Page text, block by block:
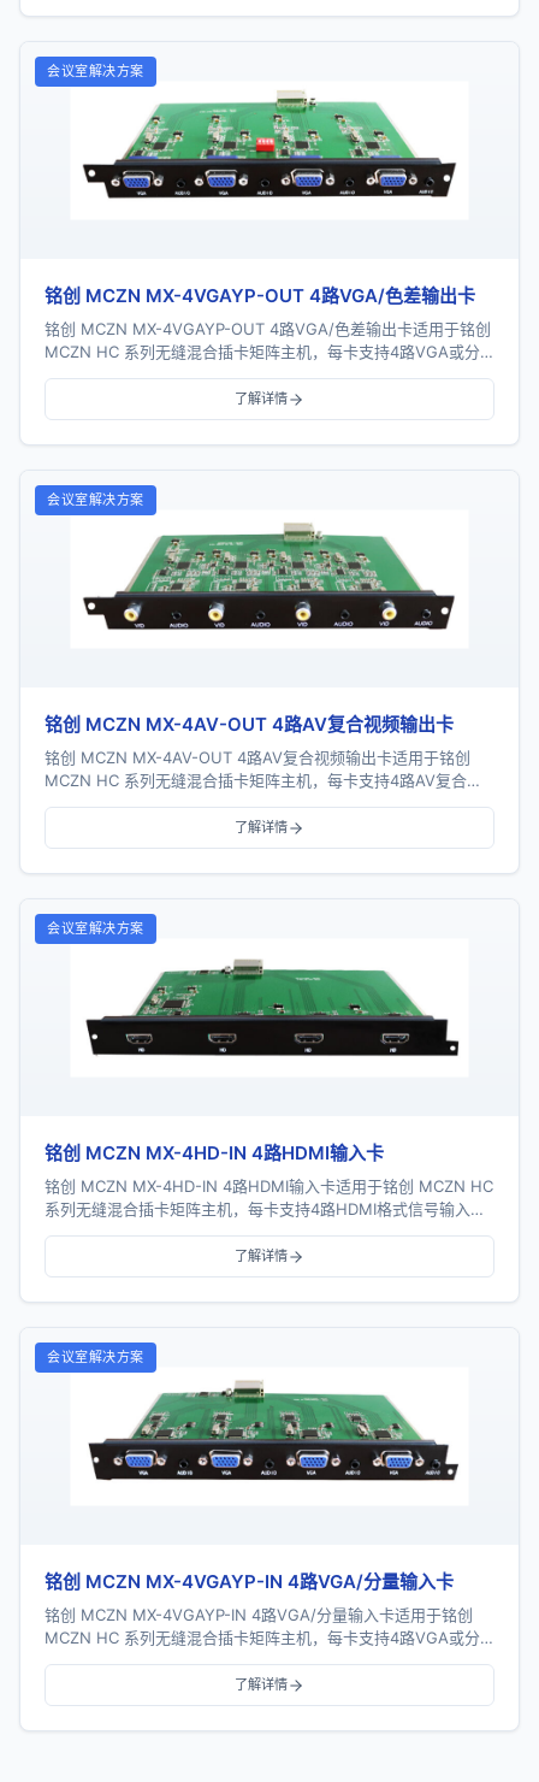
会议室解决方案
铭创 MCZN MX-4VGAYP-OUT 4路VGA/色差输出卡
铭创 MCZN MX-4VGAYP-OUT 4路VGA/色差输出卡适用于铭创
MCZN HC 系列无缝混合插卡矩阵主机，每卡支持4路VGA或分
量色差信号输出，采...
了解详情
会议室解决方案
铭创 MCZN MX-4AV-OUT 4路AV复合视频输出卡
铭创 MCZN MX-4AV-OUT 4路AV复合视频输出卡适用于铭创
MCZN HC 系列无缝混合插卡矩阵主机，每卡支持4路AV复合视
频信号输出，支持视频及音...
了解详情
会议室解决方案
铭创 MCZN MX-4HD-IN 4路HDMI输入卡
铭创 MCZN MX-4HD-IN 4路HDMI输入卡适用于铭创 MCZN HC
系列无缝混合插卡矩阵主机，每卡支持4路HDMI格式信号输入，
采用一卡四路插卡式...
了解详情
会议室解决方案
铭创 MCZN MX-4VGAYP-IN 4路VGA/分量输入卡
铭创 MCZN MX-4VGAYP-IN 4路VGA/分量输入卡适用于铭创
MCZN HC 系列无缝混合插卡矩阵主机，每卡支持4路VGA或分
量、音频（选配）信号...
了解详情